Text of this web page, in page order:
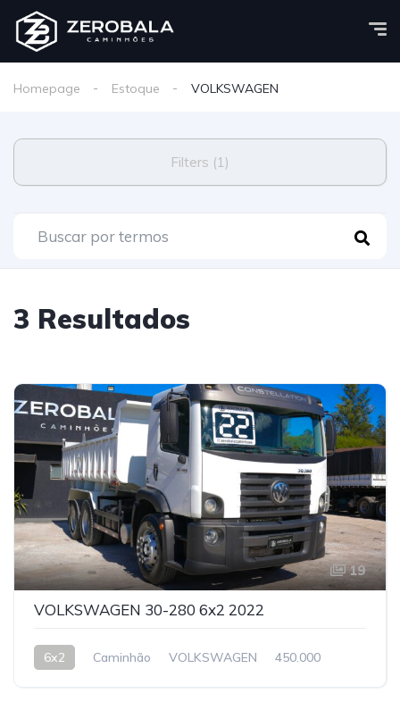
Homepage Estoque VOLKSWAGEN
Filters (1)
3 Resultados
19
VOLKSWAGEN 30-280 6x2 2022
6x2 Caminhão VOLKSWAGEN 450.000